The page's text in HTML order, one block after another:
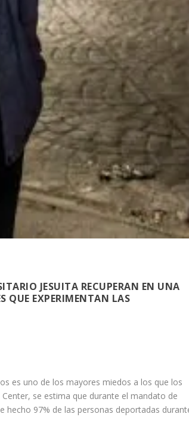
JESUITA RECUPERAN EN UNA
QUE EXPERIMENTAN LAS
es uno de los mayores miedos a los que los
se estima que durante el mandato de
hecho 97% de las personas deportadas